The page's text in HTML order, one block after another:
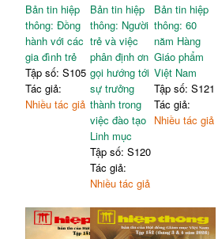
Bản tin hiệp
thông: Đồng
hành với các
gia đình trẻ
Tập số: S105
Tác giả:
Nhiều tác giả
Bản tin hiệp
thông: Người
trẻ và việc
phân định ơn
gọi hướng tới
sự trưởng
thành trong
việc đào tạo
Linh mục
Tập số: S120
Tác giả:
Nhiều tác giả
Bản tin hiệp
thông: 60
năm Hàng
Giáo phẩm
Việt Nam
Tập số: S121
Tác giả:
Nhiều tác giả